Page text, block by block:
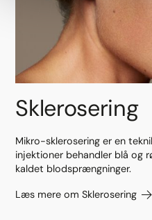
Sklerosering
Mikro-sklerosering er en
injektioner behandler blå og
kaldet blodsprængninger.
Læs mere om Sklerosering